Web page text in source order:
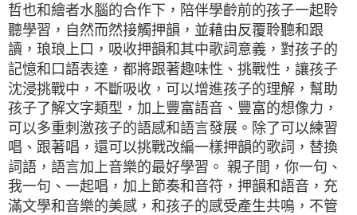
哲也和繪者水腦的合作下，陪伴學齡前的孩子一起聆
聽學習，自然而然接觸押韻，並藉由反覆聆聽和跟
讀，琅琅上口，吸收押韻和其中歌詞意義，對孩子的
記憶和口語表達，都將跟著趣味性、挑戰性，讓孩子
沈浸挑戰中，不斷吸收，可以增進孩子的理解，幫助
孩子了解文字類型，加上豐富語音、豐富的想像力，
可以多重刺激孩子的語感和語言發展。除了可以練習
唱、跟著唱，還可以挑戰改編一樣押韻的歌詞，替換
詞語，語言加上音樂的最好學習。 親子間，你一句、
我一句、一起唱，加上節奏和音符，押韻和語音，充
滿文學和音樂的美感，和孩子的感受產生共鳴，不管